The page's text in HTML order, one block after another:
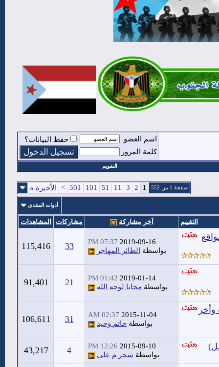
اسم العضو
حفظ البيانات؟
كلمة المرور
التقويم
صفحة 1 من 552 1
2
3
11
51
101
501
> الأخيرة »
أدوات المنتدى
التقييم آخر مشاركة مشاركات المشاهدات
2019-09-16
07:37 PM
بواسطة
الطائر المهاجر 33
115,416
2019-01-14
01:42 PM
بواسطة مجانا لوجه الله 21
91,401
2015-11-04
02:37 AM
بواسطة حاتم وحيد 31
106,611
2015-09-10
12:26 PM
بواسطة سحر م على 4
43,217